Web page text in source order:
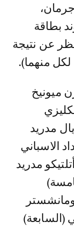
بطاقة
عن نتيجة
ميونيخ
مدريد
الاسباني
مدريد
(السابعة)